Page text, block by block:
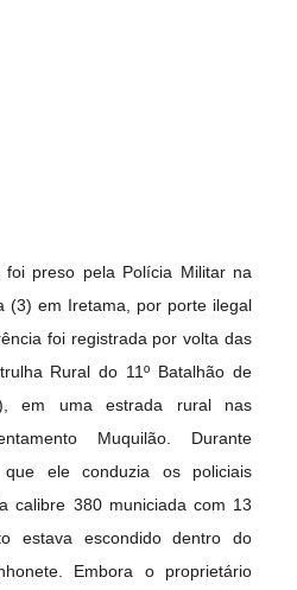
preso pela Polícia Militar na
(3) em Iretama, por porte ilegal
foi registrada por volta das
Rural do 11º Batalhão de
em uma estrada rural nas
o Muquilão. Durante
ele conduzia os policiais
calibre 380 municiada com 13
estava escondido dentro do
Embora o proprietário